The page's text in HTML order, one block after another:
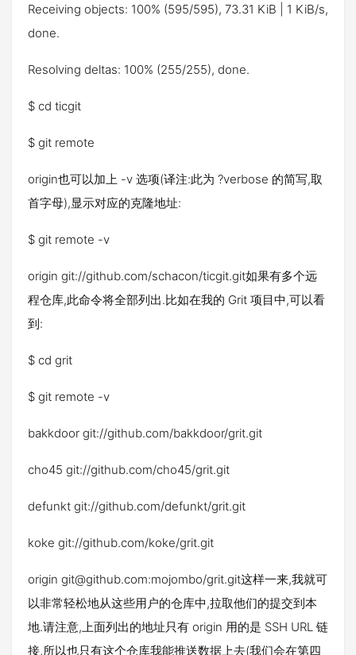
Receiving objects: 100% (595/595), 73.31 KiB | 1 KiB/s,
done.
Resolving deltas: 100% (255/255), done.
$ cd ticgit
$ git remote
origin也可以加上 -v 选项(译注:此为 ?verbose 的简写,取
首字母),显示对应的克隆地址:
$ git remote -v
origin git://github.com/schacon/ticgit.git如果有多个远
程仓库,此命令将全部列出.比如在我的 Grit 项目中,可以看
到:
$ cd grit
$ git remote -v
bakkdoor git://github.com/bakkdoor/grit.git
cho45 git://github.com/cho45/grit.git
defunkt git://github.com/defunkt/grit.git
koke git://github.com/koke/grit.git
origin git@github.com:mojombo/grit.git这样一来,我就可
以非常轻松地从这些用户的仓库中,拉取他们的提交到本
地.请注意,上面列出的地址只有 origin 用的是 SSH URL 链
接,所以也只有这个仓库我能推送数据上去(我们会在第四